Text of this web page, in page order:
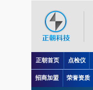
正朝首页 点检仪
招商加盟 荣誉资质